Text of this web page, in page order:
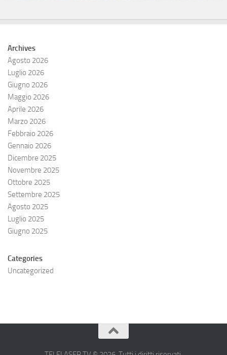
Archives
Agosto 2026
Luglio 2026
Giugno 2026
Maggio 2026
Aprile 2026
Marzo 2026
Febbraio 2026
Gennaio 2026
Dicembre 2025
Novembre 2025
Ottobre 2025
Settembre 2025
Agosto 2025
Luglio 2025
Giugno 2025
Categories
Uncategorized